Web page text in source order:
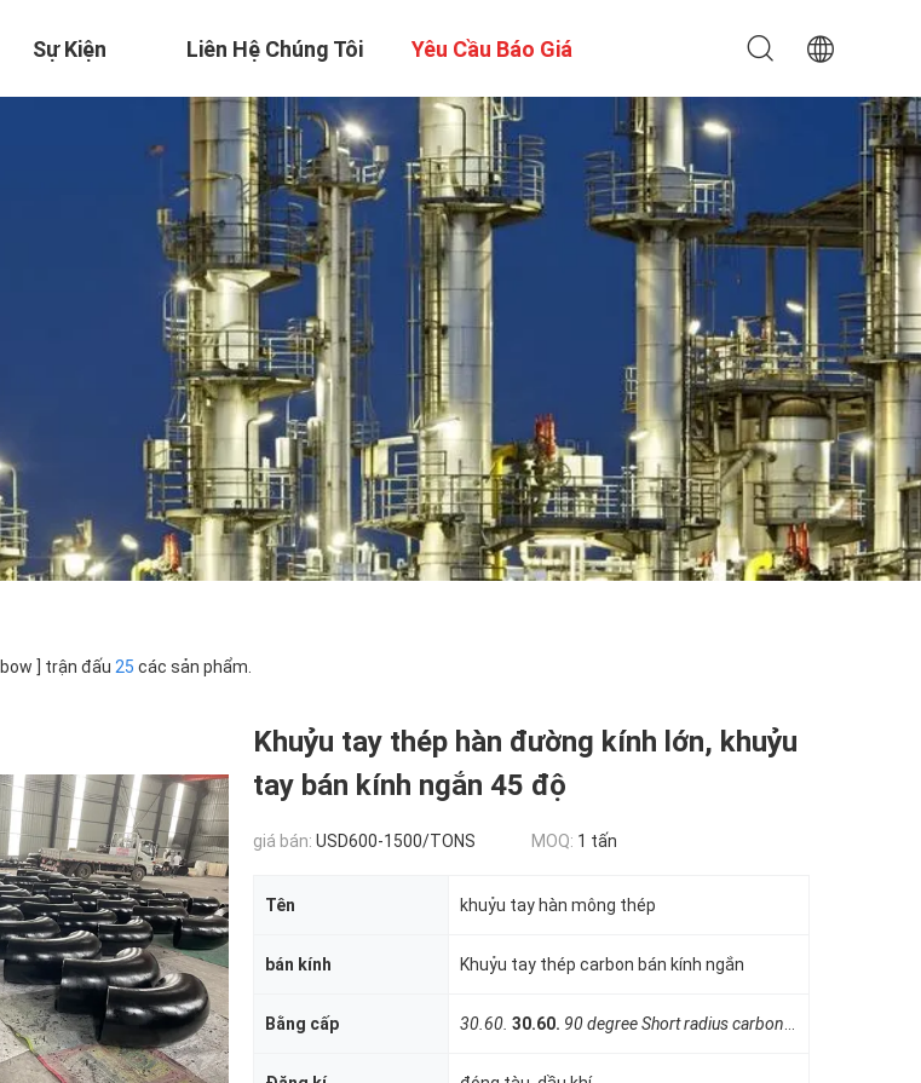
Sự Kiện Liên Hệ Chúng Tôi Yêu Cầu Báo Giá
] trận đấu 25 các sản phẩm.
Khuỷu tay thép hàn đường kính lớn, khuỷu
tay bán kính ngắn 45 độ
giá bán: USD600-1500/TONS MOQ: 1 tấn
Tên khuỷu tay hàn mông thép
bán kính Khuỷu tay thép carbon bán kính ngắn
Bằng cấp 30.60. 30.60. 90 degree Short radius carbon steel elbow